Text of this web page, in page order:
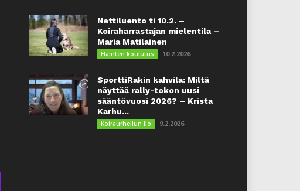
Nettiluento ti 10.2. –
Koiraharrastajan mielentila –
Maria Matilainen
Eläinten koulutus 10.2.2026
SporttiRakin kahvila: Miltä
näyttää rally-tokon uusi
sääntövuosi 2026? – Krista
Karhu...
Koiraurheilun ilo 9.2.2026